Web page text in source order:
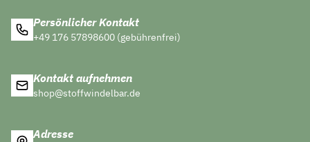
Persönlicher Kontakt
+49 176 57898600 (gebührenfrei)
Kontakt aufnehmen
shop@stoffwindelbar.de
Adresse